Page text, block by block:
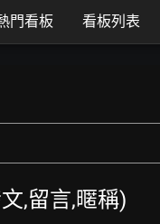
門看板 看板列表
,留言,暱稱)